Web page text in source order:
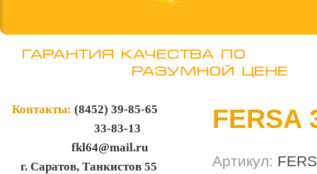
Контакты: (8452) 39-85-65
33-83-13
fkl64@mail.ru
г. Саратов, Танкистов 55
FERSA
Артикул: